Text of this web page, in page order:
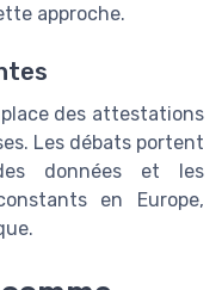
approche.
des attestations
Les débats portent
données et les
en Europe,